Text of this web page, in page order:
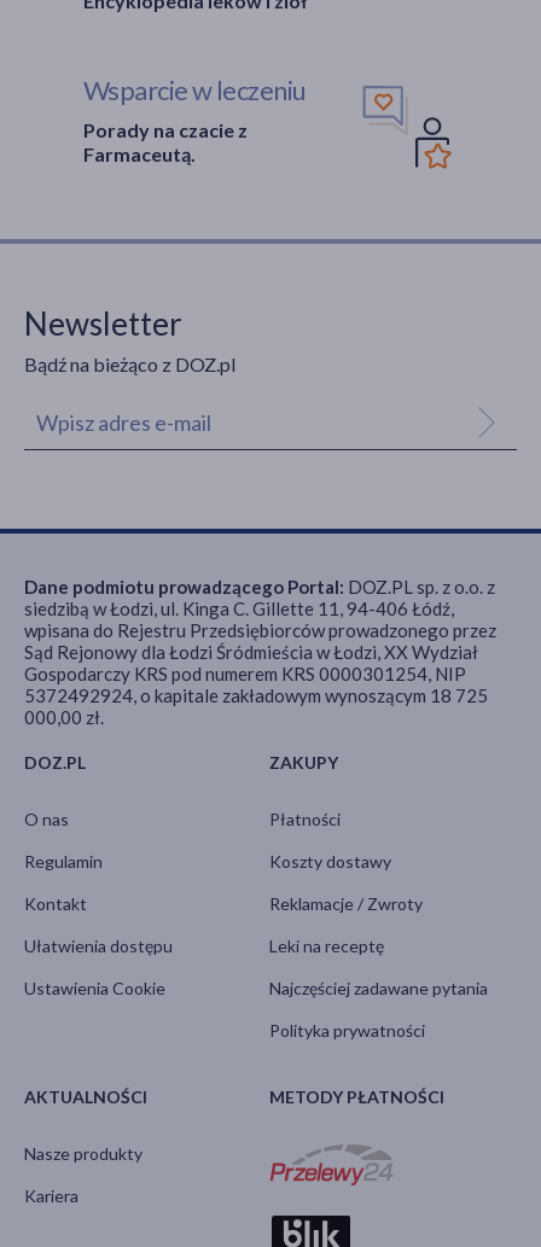
Wsparcie w leczeniu
Porady na czacie z
Farmaceutą.
Newsletter
Bądź na bieżąco z DOZ.pl
DOZ.PL
O nas
Regulamin
Kontakt
Ułatwienia dostępu
Ustawienia Cookie
ZAKUPY
Płatności
Koszty dostawy
Reklamacje / Zwroty
Leki na receptę
Najczęściej zadawane pytania
Polityka prywatności
AKTUALNOŚCI
Nasze produkty
Kariera
METODY PŁATNOŚCI
Dane podmiotu prowadzącego Portal: DOZ.PL sp. z o.o. z
siedzibą w Łodzi, ul. Kinga C. Gillette 11, 94-406 Łódź,
wpisana do Rejestru Przedsiębiorców prowadzonego przez
Sąd Rejonowy dla Łodzi Śródmieścia w Łodzi, XX Wydział
Gospodarczy KRS pod numerem KRS 0000301254, NIP
5372492924, o kapitale zakładowym wynoszącym 18 725
000,00 zł.